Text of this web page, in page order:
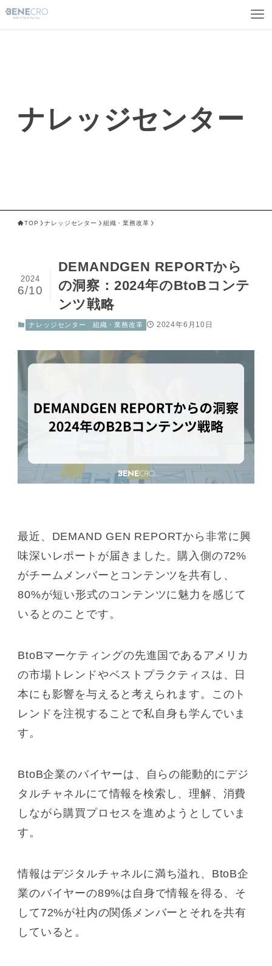
ナレッジセンター
TOP ナレッジセンター 組織・業務改革
DEMANDGEN REPORTから
の洞察：2024年のBtoBコンテ
ンツ戦略
2024
6/10
ナレッジセンター 組織・業務改革 2024年6月10日
最近、DEMAND GEN REPORTから非常に興
味深いレポートが届きました。購入側の72%
がチームメンバーとコンテンツを共有し、
80%が短い形式のコンテンツに魅力を感じて
いるとのことです。
BtoBマーケティングの先進国であるアメリカ
の市場トレンドやベストプラクティスは、日
本にも影響を与えると考えられます。このト
レンドを注視することで私自身も学んでいま
す。
BtoB企業のバイヤーは、自らの能動的にデジ
タルチャネルにて情報を検索し、理解、消費
しながら購買プロセスを進めようとしていま
す。
情報はデジタルチャネルに満ち溢れ、BtoB企
業のバイヤーの89%は自身で情報を得る、そ
して72%が社内の関係メンバーとそれを共有
していると。